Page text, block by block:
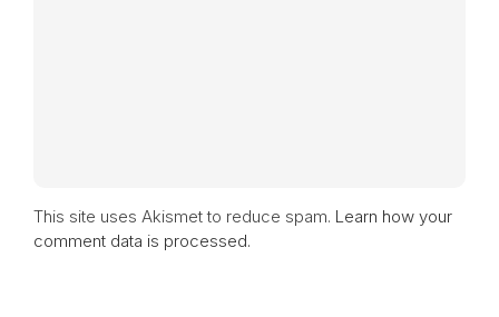
This site uses Akismet to reduce spam. Learn how your
comment data is processed.